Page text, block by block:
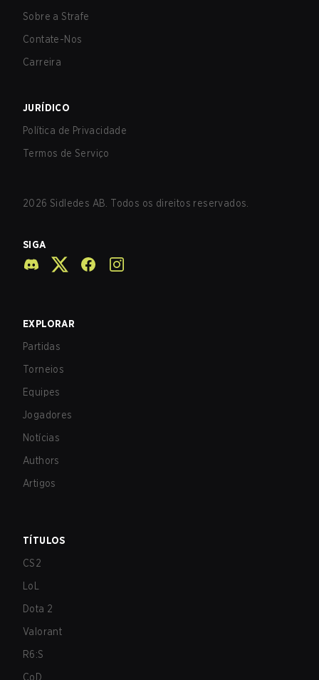
Sobre a Strafe
Contate-Nos
Carreira
JURÍDICO
Política de Privacidade
Termos de Serviço
2026 Sidledes AB. Todos os direitos reservados.
SIGA
EXPLORAR
Partidas
Torneios
Equipes
Jogadores
Notícias
Authors
Artigos
TÍTULOS
CS2
LoL
Dota 2
Valorant
R6:S
CoD